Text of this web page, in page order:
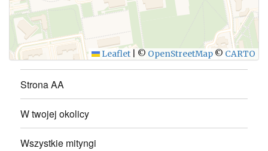
WYŚLIJ
Leaflet © OpenStreetMap © CARTO
Strona AA
W twojej okolicy
Wszystkie mityngi